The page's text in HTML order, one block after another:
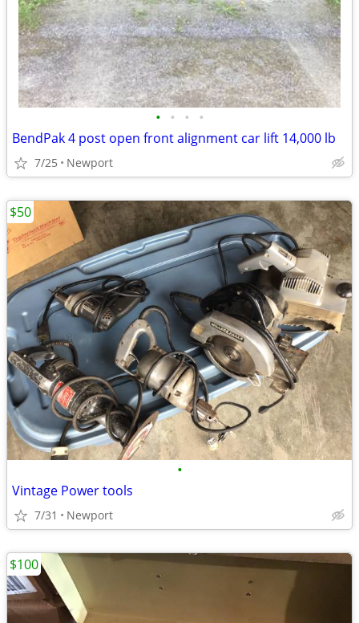
• • • •
BendPak 4 post open front alignment car lift 14,000 lb
7/25 Newport
•
Vintage Power tools
7/31 Newport
$50
$100